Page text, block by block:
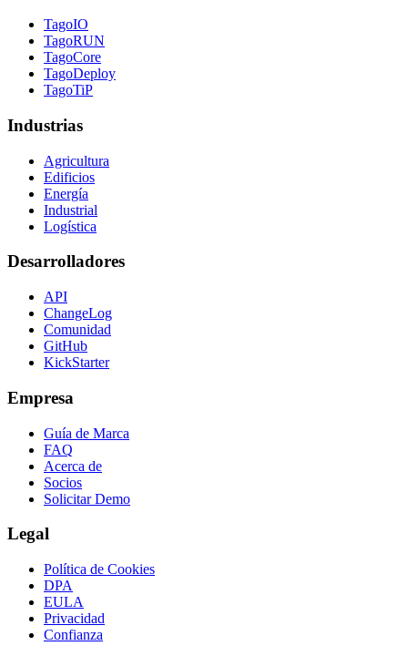
TagoIO
TagoRUN
TagoCore
TagoDeploy
TagoTiP
Industrias
Agricultura
Edificios
Energía
Industrial
Logística
Desarrolladores
API
ChangeLog
Comunidad
GitHub
KickStarter
Empresa
Guía de Marca
FAQ
Acerca de
Socios
Solicitar Demo
Legal
Política de Cookies
DPA
EULA
Privacidad
Confianza